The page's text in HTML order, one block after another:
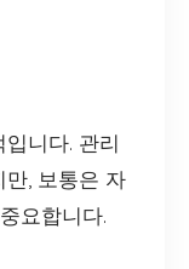
니다. 관리
, 보통은 자
요합니다.